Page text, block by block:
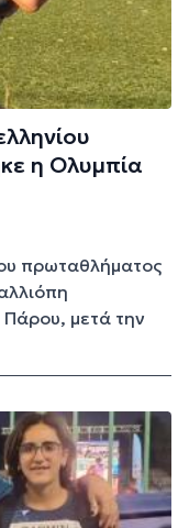
η Ολυμπία
πρωταθλήματος
μετά την